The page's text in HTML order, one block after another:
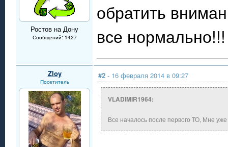
Ростов на Дону
Сообщений: 1427
обратить
все нормально!!!
Zloy
Посетитель
#2 - 16 февраля 2014 в 09:27
VLADIMIR1964:
Все началось после первого ТО, Мне